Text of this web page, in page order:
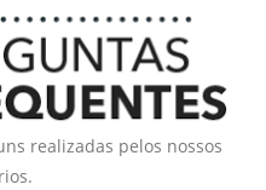
realizadas pelos nossos